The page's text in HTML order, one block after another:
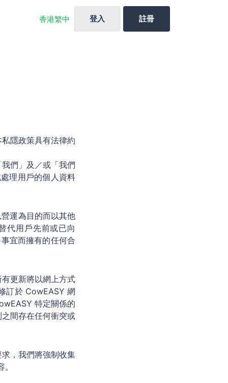
香港繁中 登入 註冊
隱政策具有法律約
們」及／或「我們
理用戶的個人資料
運為目的而以其他
代用戶先前或已向
宜而擁有的任何合
更新將以網上方式
訂於 CowEASY 網
特定關係的
間存在任何衝突或
，我們將強制收集